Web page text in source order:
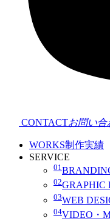
CONTACTお問い合
WORKS制作実績
SERVICE
01
02GRAPHIC
03WEB
04VIDEO・